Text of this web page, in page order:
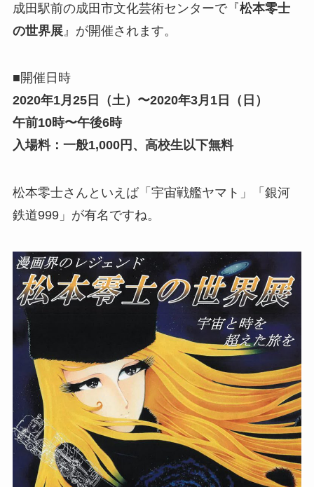
成田駅前の成田市文化芸術センターで『松本零士
の世界展』が開催されます。
■開催日時
2020年1月25日（土）〜2020年3月1日（日）
午前10時〜午後6時
入場料：一般1,000円、高校生以下無料
松本零士さんといえば「宇宙戦艦ヤマト」「銀河
鉄道999」が有名ですね。